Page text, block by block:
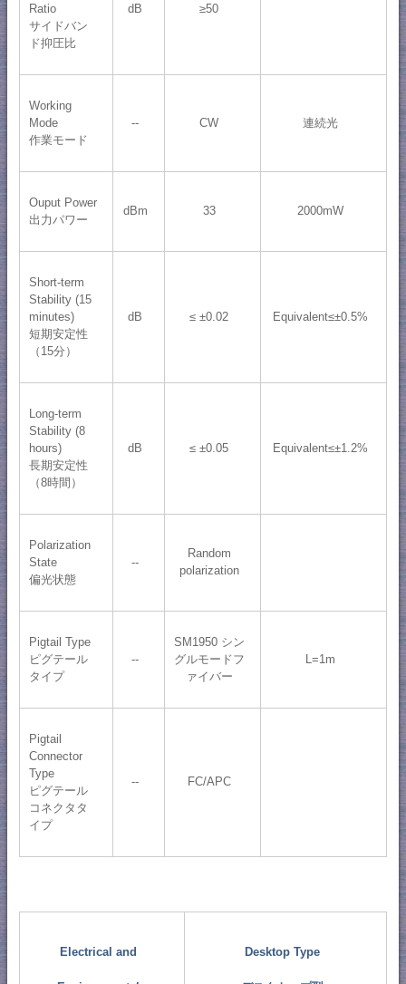
Ratio
サイドバン
ド抑圧比
dB ≥50
Working
Mode
作業モード
-- CW 連続光
Ouput Power
出力パワー
dBm 33 2000mW
Short-term
Stability (15
minutes)
短期安定性
（15分）
dB ≤ ±0.02 Equivalent≤±0.5%
Long-term
Stability (8
hours)
長期安定性
（8時間）
dB ≤ ±0.05 Equivalent≤±1.2%
Polarization
State
偏光状態
--
Random
polarization
Pigtail Type
ピグテール
タイプ
--
SM1950 シン
グルモードフ
ァイバー
L=1m
Pigtail
Connector
Type
ピグテール
コネクタタ
イプ
-- FC/APC
Electrical and Desktop Type